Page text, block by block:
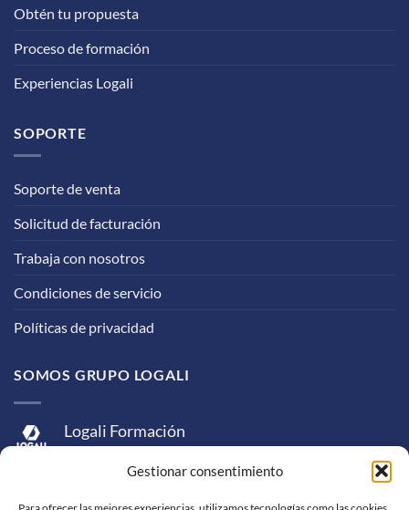
Gestionar consentimiento
Obtén tu propuesta
Proceso de formación
Experiencias Logali
SOPORTE
Soporte de venta
Solicitud de facturación
Trabaja con nosotros
Condiciones de servicio
Políticas de privacidad
SOMOS GRUPO LOGALI
Logali Formación
Logali Consultoría